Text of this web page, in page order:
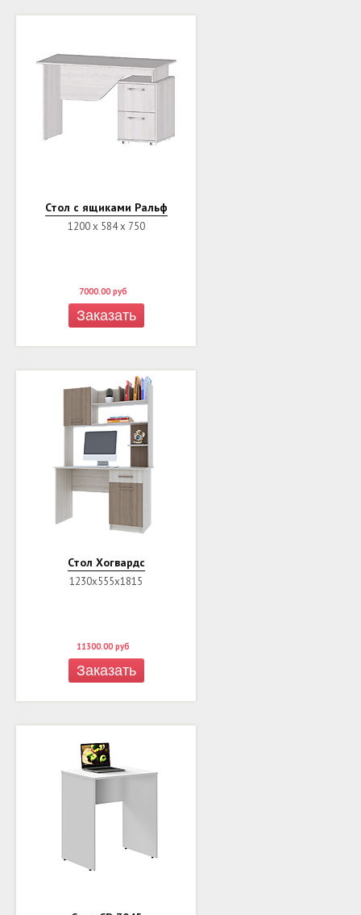
Стол с ящиками Ральф
1200 х 584 х 750
7000.00 руб
Заказать
Стол Хогвардс
1230х555х1815
11300.00 руб
Заказать